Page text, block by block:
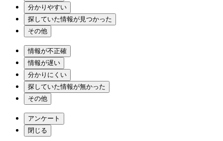
分かりやすい
探していた情報が見つかった
その他
情報が不正確
情報が遅い
分かりにくい
探していた情報が無かった
その他
アンケート
閉じる